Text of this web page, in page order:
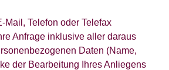
Mail, Telefon oder Telefax
Anfrage inklusive aller daraus
Daten (Name,
der Bearbeitung Ihres Anliegens